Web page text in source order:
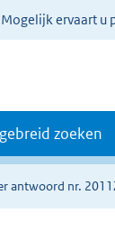
Mogelijk ervaart u
zoeken
antwoord nr.